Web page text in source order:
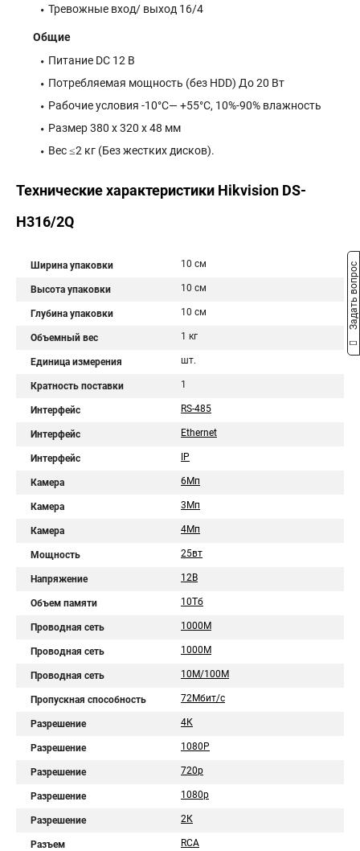
Тревожные вход/ выход 16/4
Общие
Питание DC 12 В
Потребляемая мощность (без HDD) До 20 Вт
Рабочие условия -10°C— +55°C, 10%-90% влажность
Размер 380 x 320 x 48 мм
Вес ≤2 кг (Без жестких дисков).
Технические характеристики Hikvision DS-
H316/2Q
Ширина упаковки 10 см
Высота упаковки 10 см
Глубина упаковки 10 см
Объемный вес 1 кг
Единица измерения шт.
Кратность поставки 1
Интерфейс RS-485
Интерфейс Ethernet
Интерфейс IP
Камера 6Мп
Камера 3Мп
Камера 4Мп
Мощность 25вт
Напряжение 12В
Объем памяти 10Тб
Проводная сеть 1000М
Проводная сеть 1000M
Проводная сеть 10M/100M
Пропускная способность 72Мбит/с
Разрешение 4К
Разрешение 1080Р
Разрешение 720p
Разрешение 1080p
Разрешение 2К
Разъем RCA
Задать вопрос